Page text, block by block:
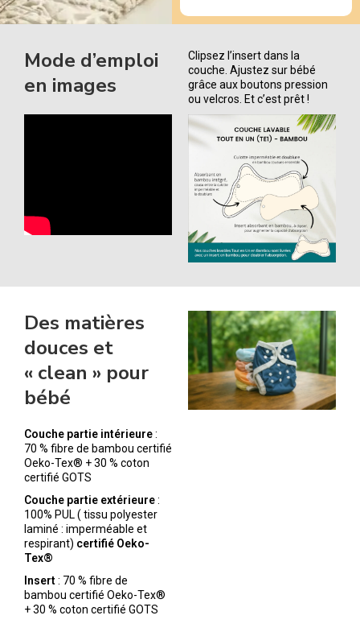
Mode d’emploi
en images
Clipsez l’insert dans la
couche. Ajustez sur bébé
grâce aux boutons pression
ou velcros. Et c’est prêt !
Des matières
douces et
« clean » pour
bébé
Couche partie intérieure:
70 % fibre de bambou certifié
Oeko-Tex® + 30 % coton
certifié GOTS
Couche partie extérieure:
100% PUL ( tissu polyester
laminé : imperméable et
respirant) certifié Oeko-
Tex®
Insert: 70 % fibre de
bambou certifié Oeko-Tex®
+ 30 % coton certifié GOTS